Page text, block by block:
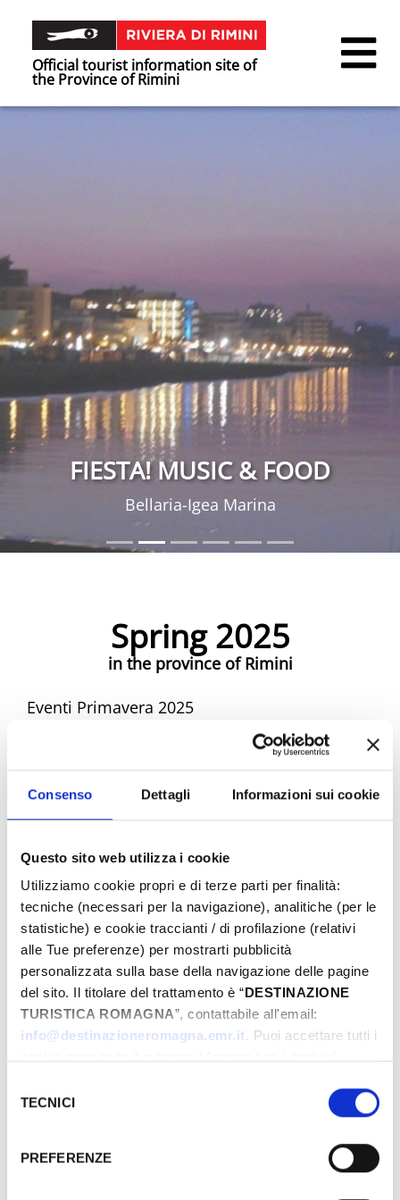
Consenso Dettagli Informazioni sui cookie
Questo sito web utilizza i cookie
Utilizziamo cookie propri e di terze parti per finalità:
tecniche (necessari per la navigazione), analitiche (per le
statistiche) e cookie traccianti / di profilazione (relativi
alle Tue preferenze) per mostrarti pubblicità
personalizzata sulla base della navigazione delle pagine
del sito. Il titolare del trattamento è “DESTINAZIONE
TURISTICA ROMAGNA”, contattabile all'email:
info@destinazioneromagna.emr.it. Puoi accettare tutti i
gestire le tue preferenze facendo clic su “Personalizza”.
Qualora acconsenti a tutti i cookie i Tuoi dati potranno
attualmente non fornisce garanzie idonee per il
delTECNICI
PREFERENZE
Official tourist information site of
the Province of Rimini
FIESTA! MUSIC & FOOD
Bellaria-Igea Marina
Spring 2025
in the province of Rimini
Eventi Primavera 2025
Spring Riviera Rimini Events
To
City
Types